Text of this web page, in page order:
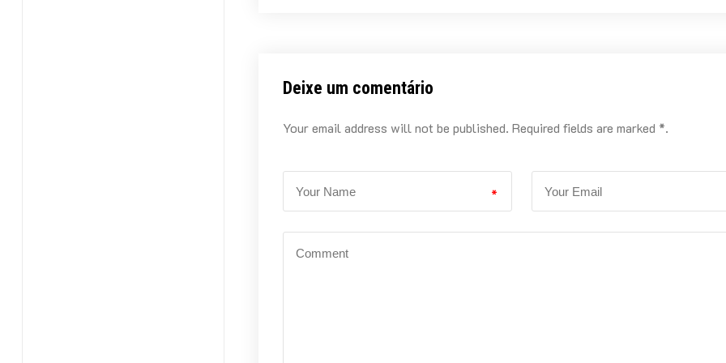
Deixe um comentário
Your email address will not be published. Required fields are marked *.
*